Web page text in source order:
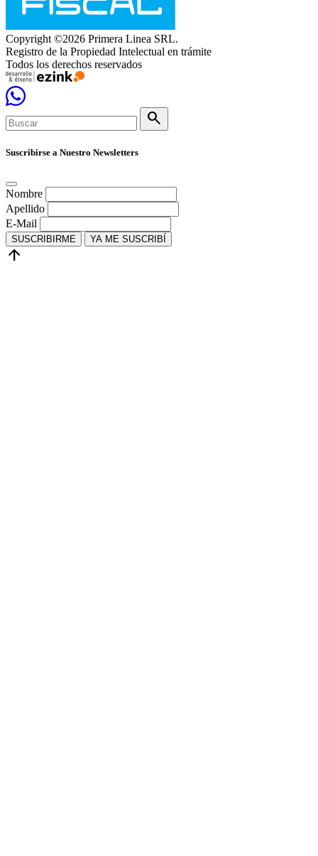
Copyright ©2026 Primera Linea SRL.
Registro de la Propiedad Intelectual en trámite
Todos los derechos reservados
search
Suscribirse a Nuestro Newsletters
Nombre
Apellido
E-Mail
SUSCRIBIRME YA ME SUSCRIBÍ
arrow_upward